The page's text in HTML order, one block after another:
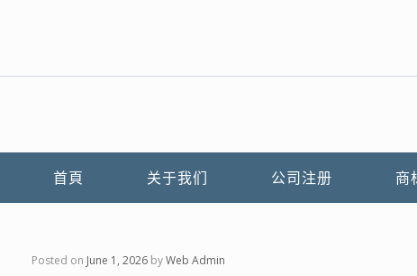
首頁 关于我们 公司注册 商
Posted on June 1, 2026 byWeb Admin